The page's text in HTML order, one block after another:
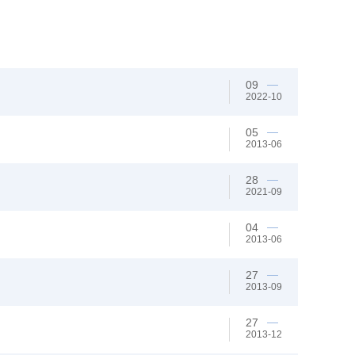
09
2022-10
05
2013-06
28
2021-09
04
2013-06
27
2013-09
27
2013-12